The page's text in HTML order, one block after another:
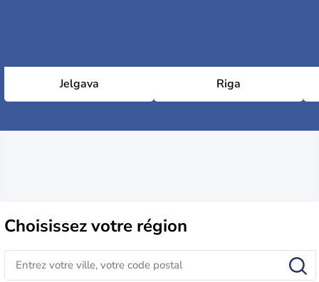
Jelgava Riga
Choisissezvotre région